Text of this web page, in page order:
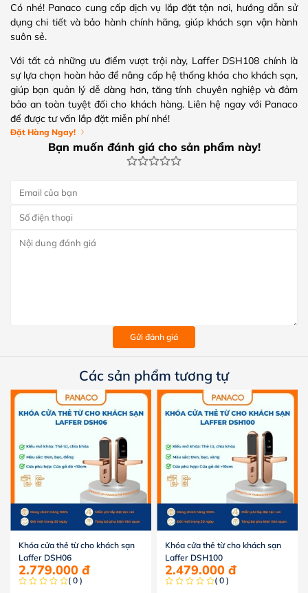
Có nhé! Panaco cung cấp dịch vụ lắp đặt tận nơi, hướng dẫn sử
dụng chi tiết và bảo hành chính hãng, giúp khách sạn vận hành
suôn sẻ.
Với tất cả những ưu điểm vượt trội này, Laffer DSH108 chính là
sự lựa chọn hoàn hảo để nâng cấp hệ thống khóa cho khách sạn,
giúp bạn quản lý dễ dàng hơn, tăng tính chuyên nghiệp và đảm
bảo an toàn tuyệt đối cho khách hàng. Liên hệ ngay với Panaco
để được tư vấn lắp đặt miễn phí nhé!
Đặt Hàng Ngay!
Bạn muốn đánh giá cho sản phẩm này!
Gửi đánh giá
Các sản phẩm tương tự
Khóa cửa thẻ từ cho khách sạn
Laffer DSH06
2.779.000 đ
( 0 )
Khóa cửa thẻ từ cho khách sạn
Laffer DSH100
2.479.000 đ
( 0 )